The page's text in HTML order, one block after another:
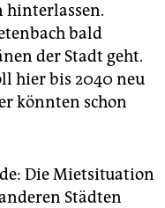
hinterlassen.
bald
der Stadt geht.
hier bis 2040 neu
könnten schon
Die Mietsituation
Städten